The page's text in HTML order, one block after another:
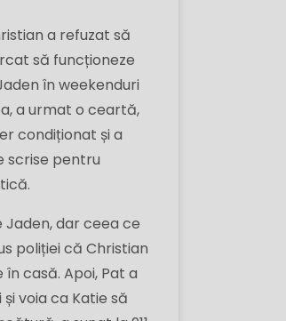
a refuzat să
să funcționeze
în weekenduri
a urmat o ceartă,
condiționat și a
scrise pentru
Jaden, dar ceea ce
poliției că Christian
casă. Apoi, Pat a
voia ca Katie să